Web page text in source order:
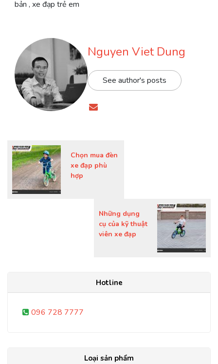
bản , xe đạp trẻ em
Nguyen Viet Dung
See author's posts
Chọn mua đèn
xe đạp phù
hợp
Những dụng
cụ của kỹ thuật
viên xe đạp
Hotline
096 728 7777
Loại sản phẩm